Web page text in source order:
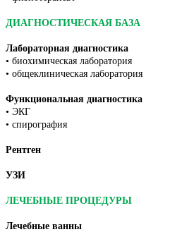
ДИАГНОСТИЧЕСКАЯ БАЗА
Лабораторная диагностика
• биохимическая лаборатория
• общеклиническая лаборатория
Функциональная диагностика
• ЭКГ
• спирография
Рентген
УЗИ
ЛЕЧЕБНЫЕ ПРОЦЕДУРЫ
Лечебные ванны